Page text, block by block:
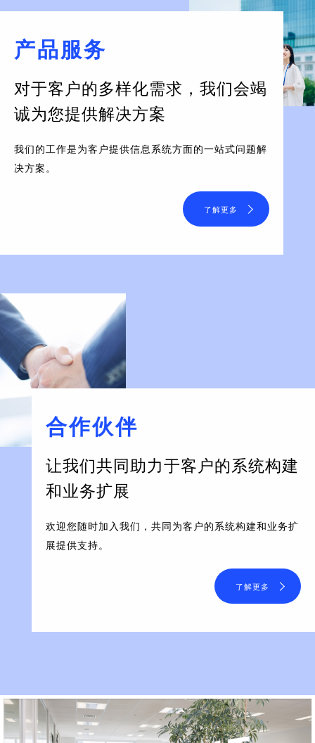
产品服务
对于客户的多样化需求， 我们会竭
诚为您提供解决方案
我们的工作是为客户提供信息系统方面的一站式问题解
决方案。
了解更多
合作伙伴
让我们共同助力于客户的系统构建
和业务扩展
欢迎您随时加入我们，共同为客户的系统构建和业务扩
展提供支持。
了解更多